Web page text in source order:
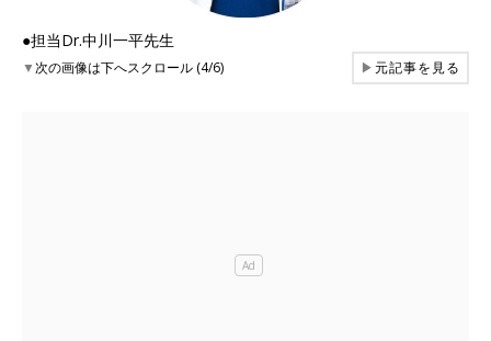
●担当Dr.中川一平先生
▼次の画像は下へスクロール (4/6) ▶元記事を見る